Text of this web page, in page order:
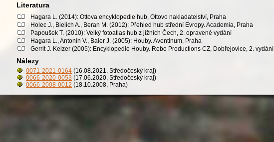
Literatura
Hagara L. (2014): Ottova encyklopedie hub, Ottovo nakladatelství, Praha
Holec J., Bielich A., Beran M. (2012): Přehled hub střední Evropy. Academia, Praha
Papoušek T. (2010): Velký fotoatlas hub z jižních Čech, 2. opravené vydání
Hagara L., Antonín V., Baier J. (2005): Houby. Aventinum, Praha
Gerrit J. Keizer (2005): Encyklopedie Houby. Rebo Productions CZ, Dobřejovice, 2. vydání
Nálezy
0071-2021-0164 (16.08.2021, Středočeský kraj)
0066-2020-0053 (17.06.2020, Středočeský kraj)
0066-2008-0012 (18.10.2008, Praha)